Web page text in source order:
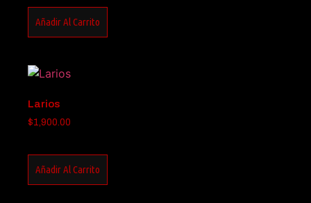
Añadir Al Carrito
Larios
$1,900.00
Añadir Al Carrito